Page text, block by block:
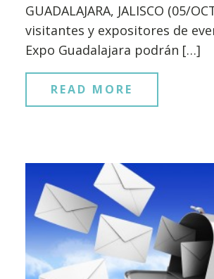
GUADALAJARA, JALISCO (05/
visitantes y expositores de
Expo Guadalajara podrán […]
READ MORE